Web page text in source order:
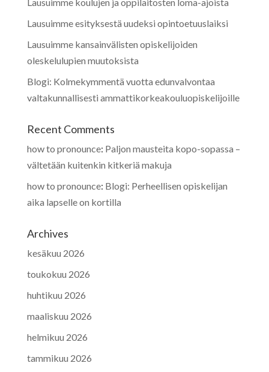
Lausuimme esityksestä uudeksi opintoetuuslaiksi
Lausuimme kansainvälisten opiskelijoiden
oleskelulupien muutoksista
Blogi: Kolmekymmentä vuotta edunvalvontaa
valtakunnallisesti ammattikorkeakouluopiskelijoille
Recent Comments
how to pronounce: Paljon mausteita kopo-sopassa –
vältetään kuitenkin kitkeriä makuja
how to pronounce: Blogi: Perheellisen opiskelijan
aika lapselle on kortilla
Archives
kesäkuu 2026
toukokuu 2026
huhtikuu 2026
maaliskuu 2026
helmikuu 2026
tammikuu 2026